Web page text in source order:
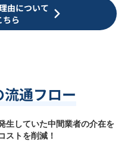
由について
ちら
通フロー
生していた中間業者の介在を
ストを削減！